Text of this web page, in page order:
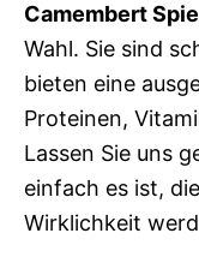
Camembert
Wahl. Sie sind
bieten eine
Proteinen,
Lassen Sie uns
einfach es ist,
Wirklichkeit